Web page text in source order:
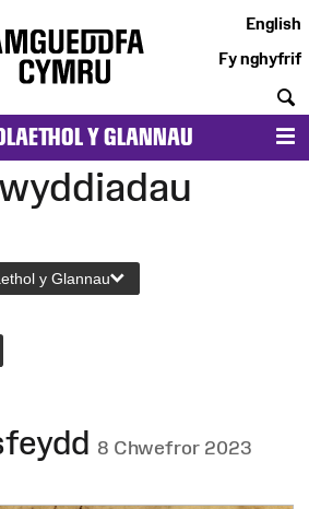
English
Fy nghyfrif
Y GLANNAU
y Glannau
8 Chwefror 2023